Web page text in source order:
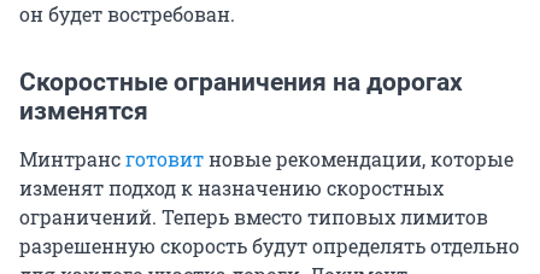
он будет востребован.
Скоростные ограничения на дорогах
изменятся
Минтрансготовитновые рекомендации, которые
изменят подход к назначению скоростных
ограничений. Теперь вместо типовых лимитов
разрешенную скорость будут определять отдельно